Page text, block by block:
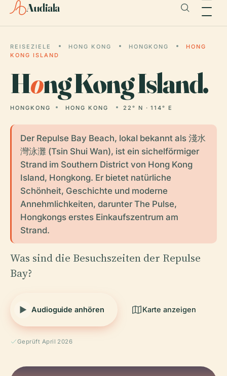
Audiala
REISEZIELE HONG KONG HONGKONG
HONG
KONG ISLAND
Hong Kong Island.
HONGKONG HONG KONG 22° N · 114° E
Der Repulse Bay Beach, lokal bekannt als 淺水
灣泳灘 (Tsin Shui Wan), ist ein sichelförmiger
Strand im Southern District von Hong Kong
Island, Hongkong. Er bietet natürliche
Schönheit, Geschichte und moderne
Annehmlichkeiten, darunter The Pulse,
Hongkongs erstes Einkaufszentrum am
Strand.
Was sind die Besuchszeiten der Repulse
Bay?
Audioguide anhören Karte anzeigen
Geprüft April 2026